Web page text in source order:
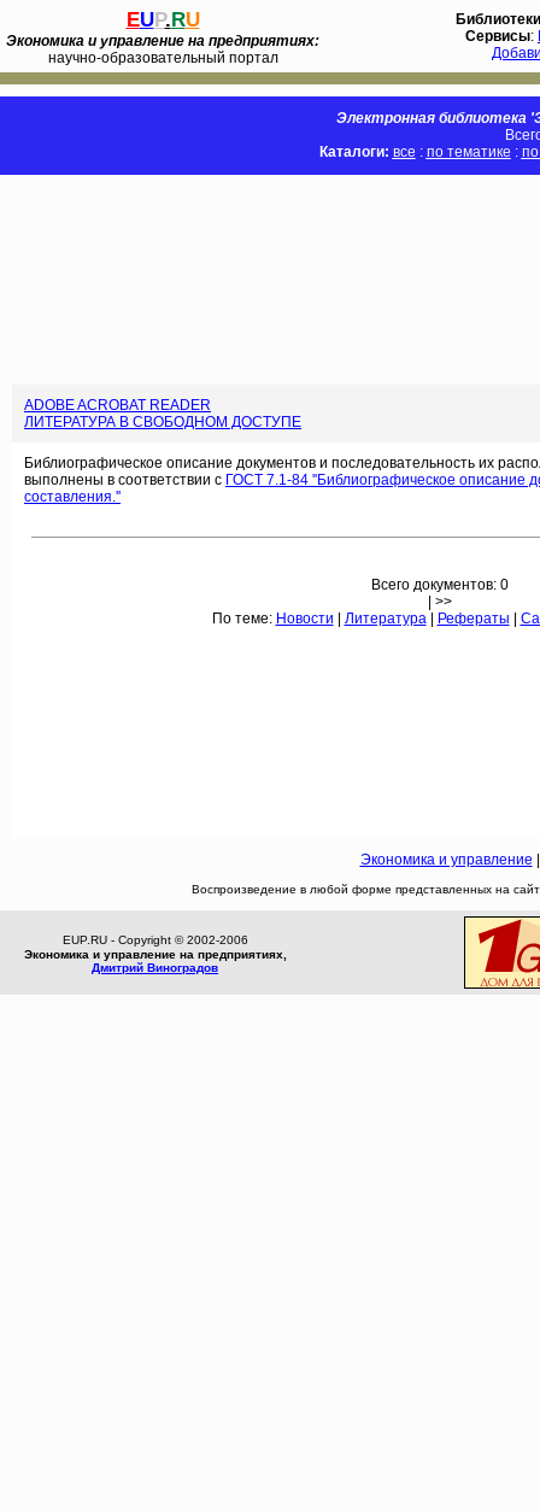
EUP.RU
Экономика и управление на предприятиях:
научно-образовательный портал
Библиотеки
Сервисы:
Электронная библиотека
Каталоги: все : по тематике :
ADOBE ACROBAT READER
ЛИТЕРАТУРА В СВОБОДНОМ ДОСТУПЕ
Библиографическое описание документов и последовательность их
выполнены в соответствии с ГОСТ 7.1-84 ''Библиографическое описание
составления.''
Всего документов: 0
| >>
По теме: Новости Литература| Рефераты
Экономика и управление
Воспроизведение в любой форме представленных на
EUP.RU - Copyright © 2002-2006
Экономика и управление на предприятиях,
Дмитрий Виноградов